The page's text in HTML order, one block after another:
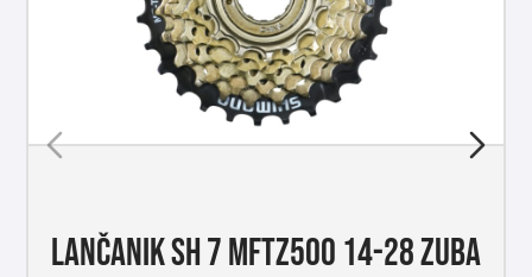
LANČANIK SH 7 MFTZ500 14-28 ZUBA